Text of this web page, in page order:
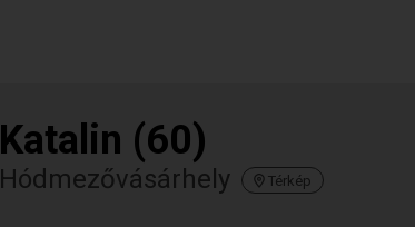
Katalin (60)
Hódmezővásárhely Térkép